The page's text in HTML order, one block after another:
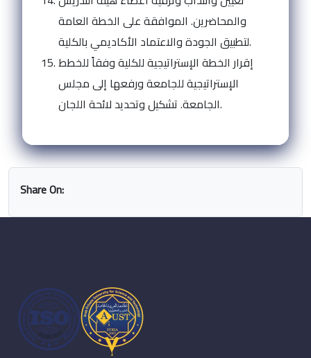
والمحاضرين. الموافقة على الخطة العامة
لتطبيق الجودة والاعتماد الأكاديمي بالكلية.
إقرار الخطة الإستراتيجية للكلية وفقاً للخطط
الإستراتيجية للجامعة ورفعها إلى مجلس
الجامعة.تشكيل وتحديد لائحة اللجان.
Share On: